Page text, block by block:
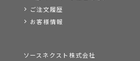
ご注文履歴
お客様情報
ソースネクスト株式会社